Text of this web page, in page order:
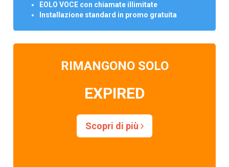
EOLO VOCE con chiamate illimitate
Installazione standard in promo gratuita
RIMANGONO SOLO
EXPIRED
Scopri di più